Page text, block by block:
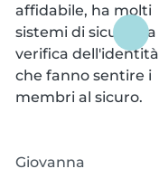
affidabile, ha molti
sistemi di sicurezza
verifica dell'identità
che fanno sentire i
membri al sicuro.
Giovanna